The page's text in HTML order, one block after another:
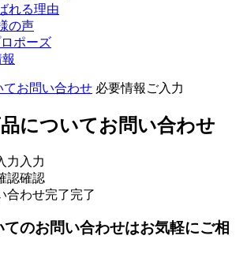
れる理由
の声
ポーズ
てお問い合わせ 必要情報ご入力
についてお問い合わせ
力 入力
認確認
合わせ完了完了
のお問い合わせはお気軽にご相